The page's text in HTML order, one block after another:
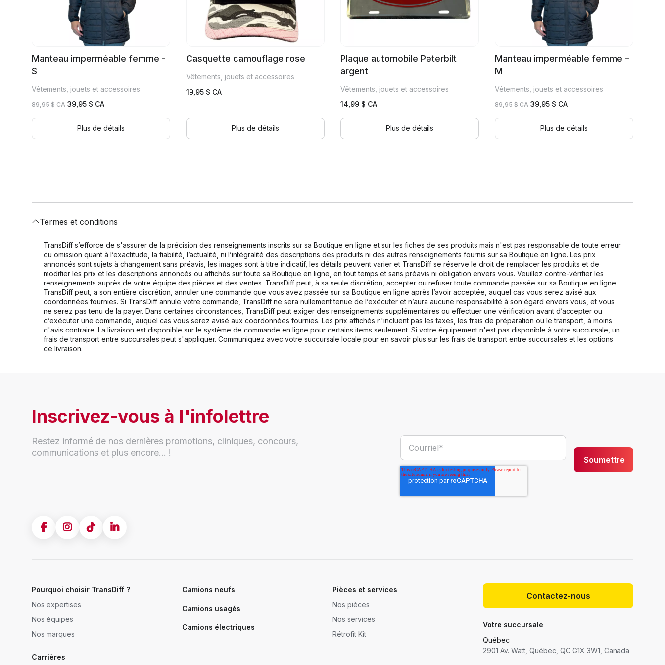
Manteau imperméable femme -
S
Vêtements, jouets et accessoires
89,95$ CA Le
était :
89,95 $
39,95 $ CALe
est :
39,95 $
Plus de détails
Casquette camouflage rose
Vêtements, jouets et accessoires
19,95 $ CA
Plus de détails
Plaque automobile Peterbilt
argent
Vêtements, jouets et accessoires
14,99 $ CA
Plus de détails
Manteau imperméable femme –
M
Vêtements, jouets et accessoires
89,95$ CA Le
était :
89,95 $
39,95 $ CALe
est :
39,95 $
Plus de détails
Termes et conditions
TransDiff s’efforce de s'assurer de la précision des renseignements inscrits sur sa Boutique en ligne et sur les fiches de ses produits mais n'est pas responsable de toute erreur
ou omission quant à l’exactitude, la fiabilité, l’actualité, ni l’intégralité des descriptions des produits ni des autres renseignements fournis sur sa Boutique en ligne. Les prix
annoncés sont sujets à changement sans préavis, les images sont à titre indicatif, les détails peuvent varier et TransDiff se réserve le droit de remplacer les produits et de
modifier les prix et les descriptions annoncés ou affichés sur toute sa Boutique en ligne, en tout temps et sans préavis ni obligation envers vous. Veuillez contre-vérifier les
renseignements auprès de votre équipe des pièces et des ventes. TransDiff peut, à sa seule discrétion, accepter ou refuser toute commande passée sur sa Boutique en ligne.
TransDiff peut, à son entière discrétion, annuler une commande que vous avez passée sur sa Boutique en ligne après l’avoir acceptée, auquel cas vous serez avisé aux
coordonnées fournies. Si TransDiff annule votre commande, TransDiff ne sera nullement tenue de l’exécuter et n’aura aucune responsabilité à son égard envers vous, et vous
ne serez pas tenu de la payer. Dans certaines circonstances, TransDiff peut exiger des renseignements supplémentaires ou effectuer une vérification avant d’accepter ou
d’exécuter une commande, auquel cas vous serez avisé aux coordonnées fournies. Les prix affichés n'incluent pas les taxes, les frais de préparation ou le transport, à moins
d'avis contraire. La livraison est disponible sur le système de commande en ligne pour certains items seulement. Si votre équipement n'est pas disponible à votre succursale, un
frais de transport entre succursales peut s'appliquer. Communiquez avec votre succursale locale pour en savoir plus sur les frais de transport entre succursales et les options
de livraison.
Inscrivez-vous à l'infolettre
Restez informé de nos dernières promotions, cliniques, concours,
communications et plus encore... !
Pourquoi choisir TransDiff ?
Nos expertises
Nos équipes
Nos marques
Carrières
Camions neufs
Camions usagés
Camions électriques
Pièces et services
Nos pièces
Nos services
Rétrofit Kit
Contactez-nous
Votre succursale
Québec
2901 Av. Watt, Québec, QC G1X 3W1, Canada